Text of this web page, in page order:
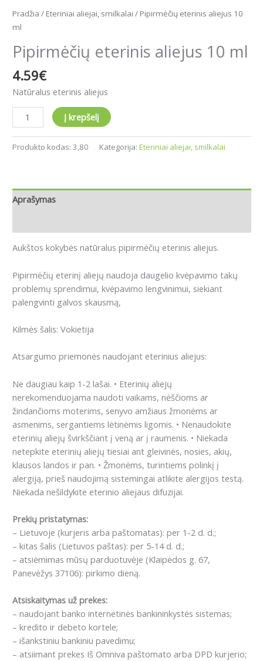
Pradžia / Eteriniai aliejai, smilkalai / Pipirmėčių eterinis aliejus 10
ml
Pipirmėčių eterinis aliejus 10 ml
4.59€
Natūralus eterinis aliejus
Į krepšelį
Produkto kodas: 3,80 Kategorija: Eteriniai aliejai, smilkalai
Aprašymas
Aukštos kokybės natūralus pipirmėčių eterinis aliejus.
Pipirmėčių eterinį aliejų naudoja daugelio kvėpavimo takų
problemų sprendimui, kvėpavimo lengvinimui, siekiant
palengvinti galvos skausmą,
Kilmės šalis: Vokietija
Atsargumo priemonės naudojant eterinius aliejus:
Ne daugiau kaip 1-2 lašai. • Eterinių aliejų
nerekomenduojama naudoti vaikams, nėščioms ar
žindančioms moterims, senyvo amžiaus žmonėms ar
asmenims, sergantiems lėtinėmis ligomis. • Nenaudokite
eterinių aliejų švirkščiant į veną ar į raumenis. • Niekada
netepkite eterinių aliejų tiesiai ant gleivinės, nosies, akių,
klausos landos ir pan. • Žmonėms, turintiems polinkį į
alergiją, prieš naudojimą sistemingai atlikite alergijos testą.
Niekada nešildykite eterinio aliejaus difuzijai.
Prekių pristatymas:
– Lietuvoje (kurjeris arba paštomatas): per 1-2 d. d.;
– kitas šalis (Lietuvos paštas): per 5-14 d. d.;
– atsiėmimas mūsų parduotuvėje (Klaipėdos g. 67,
Panevėžys 37106): pirkimo dieną.
Atsiskaitymas už prekes:
– naudojant banko internetinės bankininkystės sistemas;
– kredito ir debeto kortele;
– išankstiniu bankiniu pavedimu;
– atsiimant prekes Iš Omniva paštomato arba DPD kurjerio;